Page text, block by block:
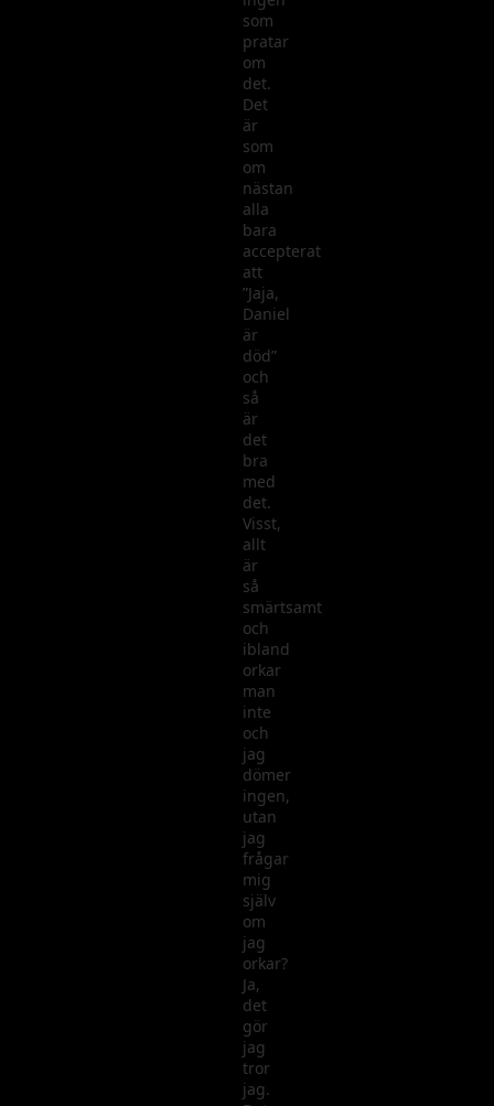
som
pratar
om
det.
Det
är
som
om
nästan
alla
bara
accepterat
att
”Jaja,
Daniel
är
död”
och
så
är
det
bra
med
det.
Visst,
allt
är
så
smärtsamt
och
ibland
orkar
man
inte
och
jag
dömer
ingen,
utan
jag
frågar
mig
själv
om
jag
orkar?
Ja,
det
gör
jag
tror
jag.